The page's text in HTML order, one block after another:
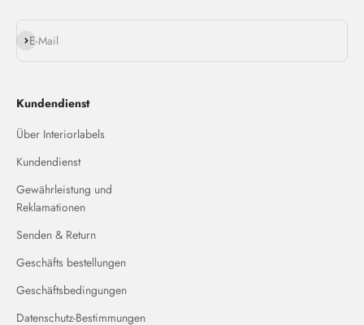
E-Mail
Abonnieren
Kundendienst
Über Interiorlabels
Kundendienst
Gewährleistung und
Reklamationen
Senden & Return
Geschäfts bestellungen
Geschäftsbedingungen
Datenschutz-Bestimmungen